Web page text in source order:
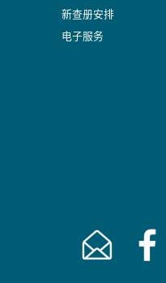
新查册安排
电子服务
Email [This